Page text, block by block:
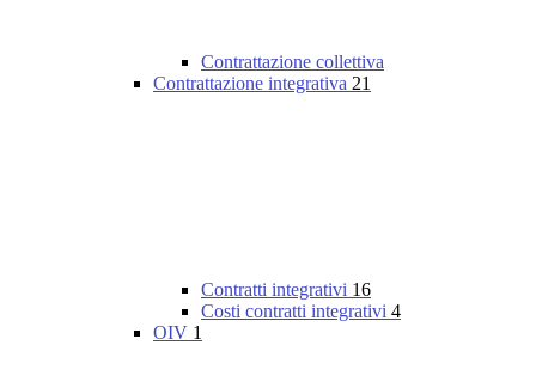
Contrattazione collettiva
Contrattazione integrativa 21
Contratti integrativi 16
Costi contratti integrativi 4
OIV 1